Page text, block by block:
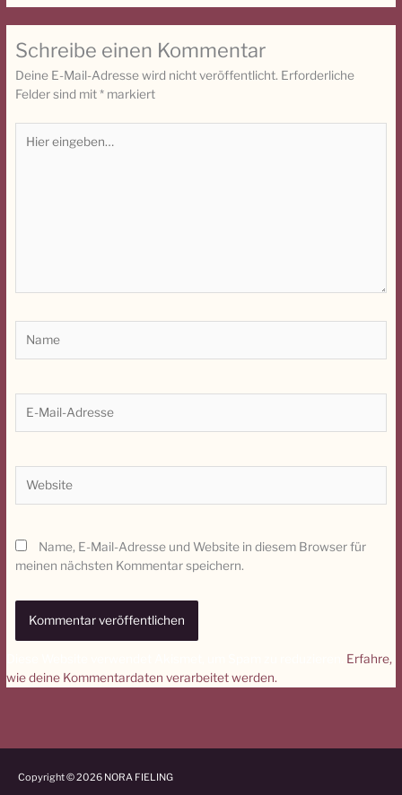
Schreibe einen Kommentar
Deine E-Mail-Adresse wird nicht veröffentlicht. Erforderliche
Felder sind mit* markiert
eingeben…
Mail-
Name, E-Mail-Adresse und Website in diesem Browser für
meinen nächsten Kommentar speichern.
Erfahre,
wie deine Kommentardaten verarbeitet werden.
Copyright © 2026 NORA FIELING